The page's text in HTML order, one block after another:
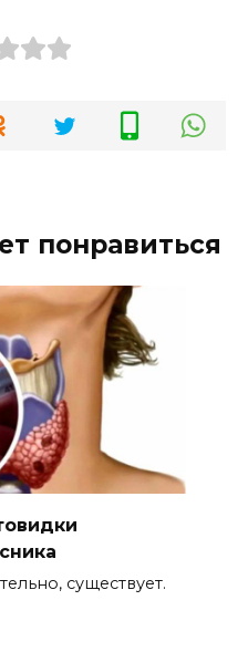
понравиться
существует.